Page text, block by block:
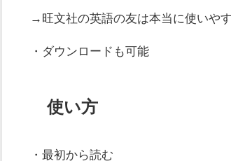
→旺文社の英語の友は本当に使いや
・ダウンロードも可能
使い方
・最初から読む